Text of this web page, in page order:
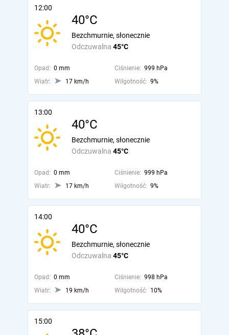
12:00
40°C
Odczuwalna 45°C
Bezchmurnie, słonecznie
Opad: 0 mm Ciśnienie: 999 hPa
Wiatr:
17 km/h Wilgotność: 9%
13:00
40°C
Odczuwalna 45°C
Bezchmurnie, słonecznie
Opad: 0 mm Ciśnienie: 999 hPa
Wiatr:
17 km/h Wilgotność: 9%
14:00
40°C
Odczuwalna 45°C
Bezchmurnie, słonecznie
Opad: 0 mm Ciśnienie: 998 hPa
Wiatr:
19 km/h Wilgotność: 10%
15:00